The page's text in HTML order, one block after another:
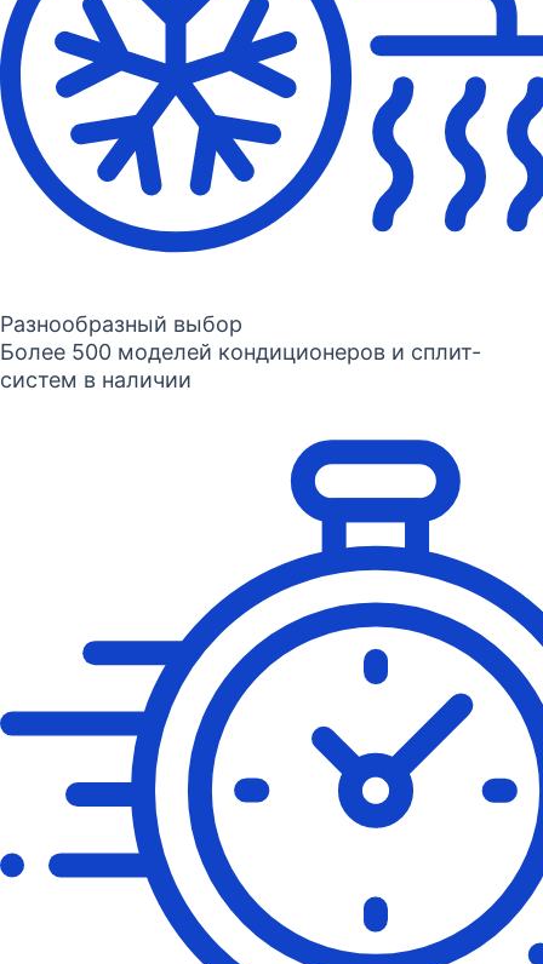
Разнообразный выбор
Более 500 моделей кондиционеров и сплит-
систем в наличии